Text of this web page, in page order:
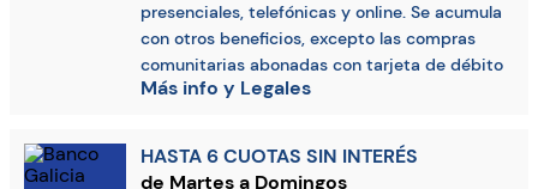
presenciales, telefónicas y online. Se acumula
con otros beneficios, excepto las compras
comunitarias abonadas con tarjeta de débito
Más info y Legales
HASTA 6 CUOTAS SIN INTERÉS
de Martes a Domingos